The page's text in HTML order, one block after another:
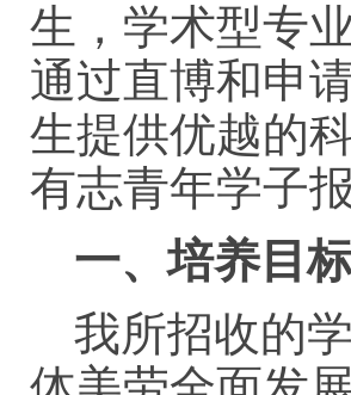
生，学术型专
通过直博和申
生提供优越的
有志青年学子
一、培养目
我所招收的